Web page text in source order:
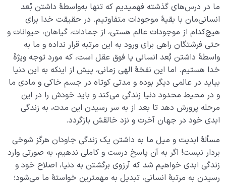
چرا باید امام معصوم باشد؟ آیا عصمت امام اختیاری است؟
چه کسی می‌تواند بهترین الگو برای زندگی ما باشد؟
آیا انسان تمام یا کامل وجود دارد، شناخت او چه فایده ای
برای ما دارد؟
نقش و جایگاه قلب در انسان شناسی و حیات معنوی انسان
چیست؟
کسب قلب سلیم یعنی چه؟ بدون قلب سلیم چه شرایطی
خواهیم داشت؟
شباهت با امام چیست؟ چه‌موقع به ضرورت شباهت با امام
می‌رسیم؟
راه تقرب و نزدیکی به خدا چیست و این مسیر را چگونه باید
ما در درس‌های گذشته فهمیدیم که تنها به‌واسطۀ داشتن بُعد
انسانی‌مان با بقیۀ موجودات متفاوتیم. در حقیقت خدا برای
هیچ‌کدام از موجودات عالم هستی، از جمادات، گیاهان، حیوانات و
حتی فرشتگان راهی برای ورود به این مرتبه قرار نداده و ما به­‌
واسطۀ داشتن بُعد انسانی یا فوق عقل است، که مورد توجه ویژۀ
خدا هستیم. اما این نفخۀ الهی زمانی، پیش از اینکه به این دنیا
بیاید در عالمی دیگر بوده و مدتی کوتاه در جسم خاکی و مادی ما
و در محیط محدود دنیا زندگی می­‌کند و باید خودش را در این
مرحله پرورش دهد تا بعد از به سر رسیدن این مدت، به زندگی
ابدی خود در جهان آخرت و نزد خالقش بازگردد.
مسألۀ ابدیت و میل ما به داشتن یک زندگی جاودان هرگز شوخی­‌
بردار نیست! اگر به آن پاسخ درست و کاملی ندهیم، به صورتی وارد
زندگی ابدی خواهیم شد که آرزوی برگشتن به دنیا، اصلاح خود و
رسیدن به مرتبۀ انسانی، تبدیل به مهم­ترین خواستۀ ما می­‌شود؛